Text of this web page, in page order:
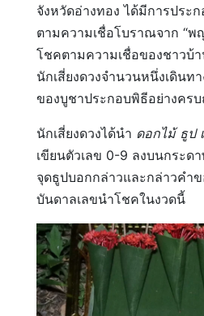
จังหวัดอ่างทอง ได้มีการประ
ตามความเชื่อโบราณจาก “พ
โชคตามความเชื่อของชาวบ้
นักเสี่ยงดวงจำนวนหนึ่งเดินท
ของบูชาประกอบพิธีอย่างคร
นักเสี่ยงดวงได้นำ ดอกไม้ ธูป
เขียนตัวเลข 0-9 ลงบนกระ
จุดธูปบอกกล่าวและกล่าวคำ
บันดาลเลขนำโชคในงวดนี้